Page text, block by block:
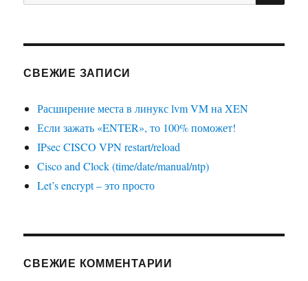
СВЕЖИЕ ЗАПИСИ
Расширение места в линукс lvm VM на XEN
Если зажать «ENTER», то 100% поможет!
IPsec CISCO VPN restart/reload
Cisco and Clock (time/date/manual/ntp)
Let’s encrypt – это просто
СВЕЖИЕ КОММЕНТАРИИ